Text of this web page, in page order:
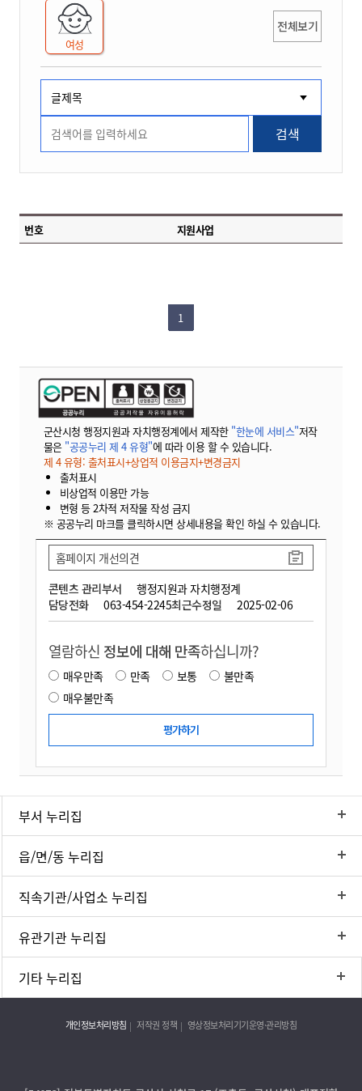
여성
전체보기
검색
번호 지원사업
1
군산시청 행정지원과 자치행정계에서 제작한 "한눈에 서비스"저작
물은 "공공누리 제 4 유형"에 따라 이용 할 수 있습니다.
제 4 유형: 출처표시+상업적 이용금지+변경금지
출처표시
비상업적 이용만 가능
변형 등 2차적 저작물 작성 금지
※ 공공누리 마크를 클릭하시면 상세내용을 확인 하실 수 있습니다.
콘텐츠 관리부서
행정지원과 자치행정계
담당전화
063-454-2245최근수정일 2025-02-06
홈페이지 개선의견
열람하신 정보에 대해 만족하십니까?
매우만족 만족 보통
불만족
매우불만족
부서 누리집
읍/면/동 누리집
직속기관/사업소 누리집
유관기관 누리집
기타 누리집
개인정보처리방침 저작권 정책 영상정보처리기기운영·관리방침